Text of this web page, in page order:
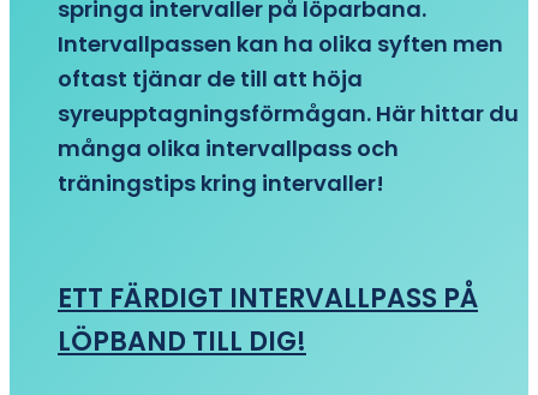
springa intervaller på löparbana.
Intervallpassen kan ha olika syften men
oftast tjänar de till att höja
syreupptagningsförmågan. Här hittar du
många olika intervallpass och
träningstips kring intervaller!
ETT FÄRDIGT INTERVALLPASS PÅ
LÖPBAND TILL DIG!